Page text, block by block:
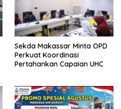
Sekda Makassar Minta OPD
Perkuat Koordinasi
Pertahankan Capaian UHC